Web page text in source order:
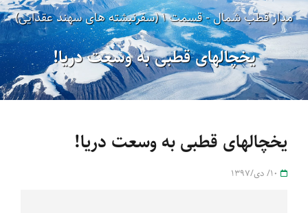
مدار قطب شمال - قسمت 1 (سفرنبشته های سهند عقدایی)
یخچالهای قطبی به وسعت دریا!
یخچالهای قطبی به وسعت دریا!